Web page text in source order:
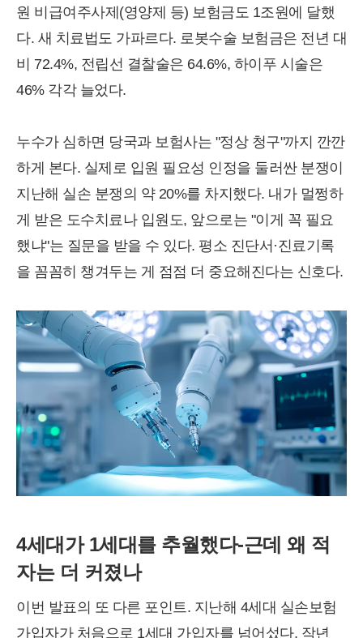
원 비급여주사제(영양제 등) 보험금도 1조원에 달했
다. 새 치료법도 가파르다. 로봇수술 보험금은 전년 대
비 72.4%, 전립선 결찰술은 64.6%, 하이푸 시술은
46% 각각 늘었다.
누수가 심하면 당국과 보험사는 "정상 청구"까지 깐깐
하게 본다. 실제로 입원 필요성 인정을 둘러싼 분쟁이
지난해 실손 분쟁의 약 20%를 차지했다. 내가 멀쩡하
게 받은 도수치료나 입원도, 앞으로는 "이게 꼭 필요
했냐"는 질문을 받을 수 있다. 평소 진단서·진료기록
을 꼼꼼히 챙겨두는 게 점점 더 중요해진다는 신호다.
4세대가 1세대를 추월했다-근데 왜 적
자는 더 커졌나
이번 발표의 또 다른 포인트. 지난해 4세대 실손보험
가입자가 처음으로 1세대 가입자를 넘어섰다. 작년